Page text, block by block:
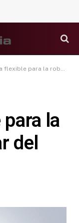
para la robótica modular del futuro
la
del